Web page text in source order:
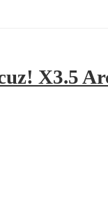
X3.5